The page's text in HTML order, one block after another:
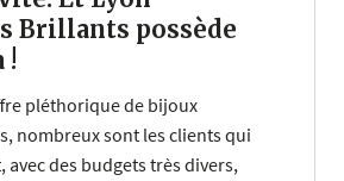
Brillants possède
!
pléthorique de bijoux
nombreux sont les clients qui
avec des budgets très divers,